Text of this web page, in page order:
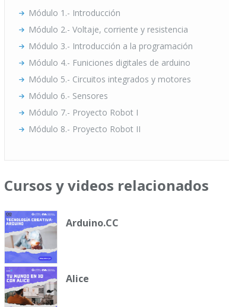
Módulo 1.- Introducción
Módulo 2.- Voltaje, corriente y resistencia
Módulo 3.- Introducción a la programación
Módulo 4.- Funiciones digitales de arduino
Módulo 5.- Circuitos integrados y motores
Módulo 6.- Sensores
Módulo 7.- Proyecto Robot I
Módulo 8.- Proyecto Robot II
Cursos y videos relacionados
Arduino.CC
Alice